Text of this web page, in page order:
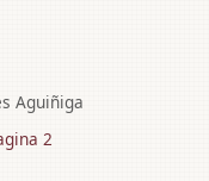
Aguiñiga
2